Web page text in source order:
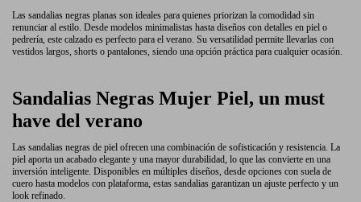
Las sandalias negras planas son ideales para quienes priorizan la comodidad sin
renunciar al estilo. Desde modelos minimalistas hasta diseños con detalles en piel o
pedrería, este calzado es perfecto para el verano. Su versatilidad permite llevarlas con
vestidos largos, shorts o pantalones, siendo una opción práctica para cualquier ocasión.
Sandalias Negras Mujer Piel, un must
have del verano
Las sandalias negras de piel ofrecen una combinación de sofisticación y resistencia. La
piel aporta un acabado elegante y una mayor durabilidad, lo que las convierte en una
inversión inteligente. Disponibles en múltiples diseños, desde opciones con suela de
cuero hasta modelos con plataforma, estas sandalias garantizan un ajuste perfecto y un
look refinado.